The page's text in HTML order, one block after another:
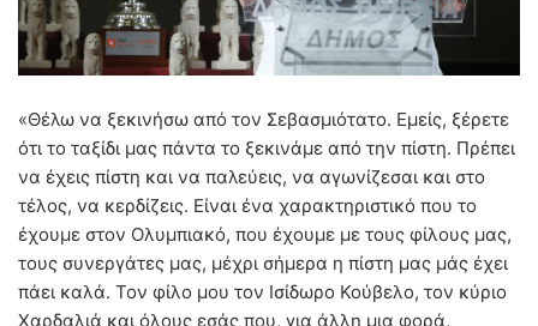
«Θέλω να ξεκινήσω από τον Σεβασμιότατο. Εμείς, ξέρετε
ότι το ταξίδι μας πάντα το ξεκινάμε από την πίστη. Πρέπει
να έχεις πίστη και να παλεύεις, να αγωνίζεσαι και στο
τέλος, να κερδίζεις. Είναι ένα χαρακτηριστικό που το
έχουμε στον Ολυμπιακό, που έχουμε με τους φίλους μας,
τους συνεργάτες μας, μέχρι σήμερα η πίστη μας μάς έχει
πάει καλά. Τον φίλο μου τον Ισίδωρο Κούβελο, τον κύριο
Χαρδαλιά και όλους εσάς που, για άλλη μια φορά,